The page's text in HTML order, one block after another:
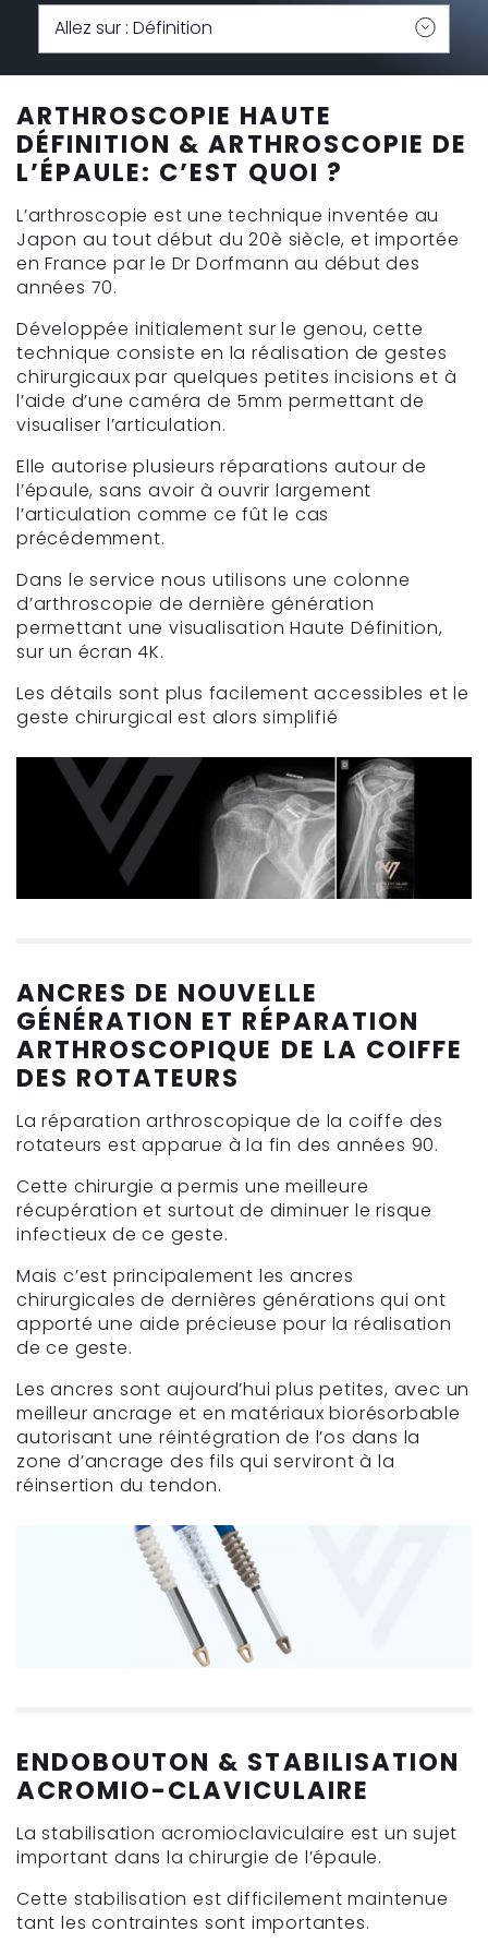
ARTHROSCOPIE HAUTE
DÉFINITION & ARTHROSCOPIE DE
L’ÉPAULE: C’EST QUOI ?
L’arthroscopie est une technique inventée au
Japon au tout début du 20è siècle, et importée
en France par le Dr Dorfmann au début des
années 70.
Développée initialement sur le genou, cette
technique consiste en la réalisation de gestes
chirurgicaux par quelques petites incisions et à
l’aide d’une caméra de 5mm permettant de
visualiser l’articulation.
Elle autorise plusieurs réparations autour de
l’épaule, sans avoir à ouvrir largement
l’articulation comme ce fût le cas
précédemment.
Dans le service nous utilisons une colonne
d’arthroscopie de dernière génération
permettant une visualisation Haute Définition,
sur un écran 4K.
Les détails sont plus facilement accessibles et le
geste chirurgical est alors simplifié
ANCRES DE NOUVELLE
GÉNÉRATION ET RÉPARATION
ARTHROSCOPIQUE DE LA COIFFE
DES ROTATEURS
La réparation arthroscopique de la coiffe des
rotateurs est apparue à la fin des années 90.
Cette chirurgie a permis une meilleure
récupération et surtout de diminuer le risque
infectieux de ce geste.
Mais c’est principalement les ancres
chirurgicales de dernières générations qui ont
apporté une aide précieuse pour la réalisation
de ce geste.
Les ancres sont aujourd’hui plus petites, avec un
meilleur ancrage et en matériaux biorésorbable
autorisant une réintégration de l’os dans la
zone d’ancrage des fils qui serviront à la
réinsertion du tendon.
ENDOBOUTON & STABILISATION
ACROMIO-CLAVICULAIRE
La stabilisation acromioclaviculaire est un sujet
important dans la chirurgie de l’épaule.
Cette stabilisation est difficilement maintenue
tant les contraintes sont importantes.